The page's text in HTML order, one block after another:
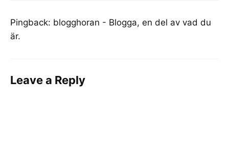
Pingback: blogghoran - Blogga, en del av vad du
är.
Leave a Reply